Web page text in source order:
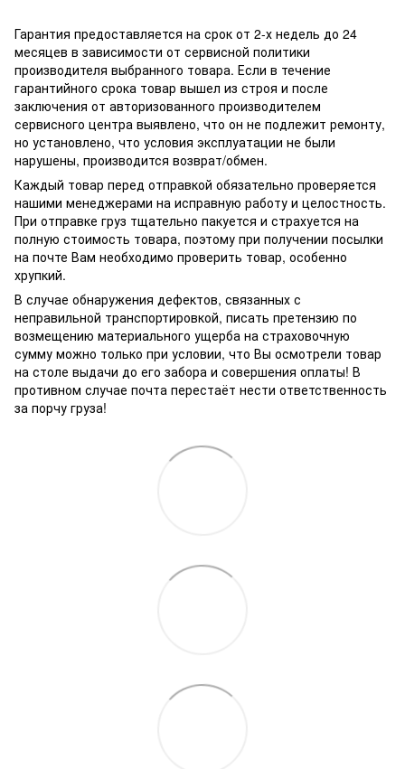
Гарантия предоставляется на срок от 2-х недель до 24
месяцев в зависимости от сервисной политики
производителя выбранного товара. Если в течение
гарантийного срока товар вышел из строя и после
заключения от авторизованного производителем
сервисного центра выявлено, что он не подлежит ремонту,
но установлено, что условия эксплуатации не были
нарушены, производится возврат/обмен.
Каждый товар перед отправкой обязательно проверяется
нашими менеджерами на исправную работу и целостность.
При отправке груз тщательно пакуется и страхуется на
полную стоимость товара, поэтому при получении посылки
на почте Вам необходимо проверить товар, особенно
хрупкий.
В случае обнаружения дефектов, связанных с
неправильной транспортировкой, писать претензию по
возмещению материального ущерба на страховочную
сумму можно только при условии, что Вы осмотрели товар
на столе выдачи до его забора и совершения оплаты! В
противном случае почта перестаёт нести ответственность
за порчу груза!